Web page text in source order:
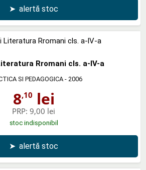
➤ alertă stoc
Rromani cls. a-lV-a
SI PEDAGOGICA - 2006
8,10 lei
PRP: 9,00 lei
stoc indisponibil
➤ alertă stoc